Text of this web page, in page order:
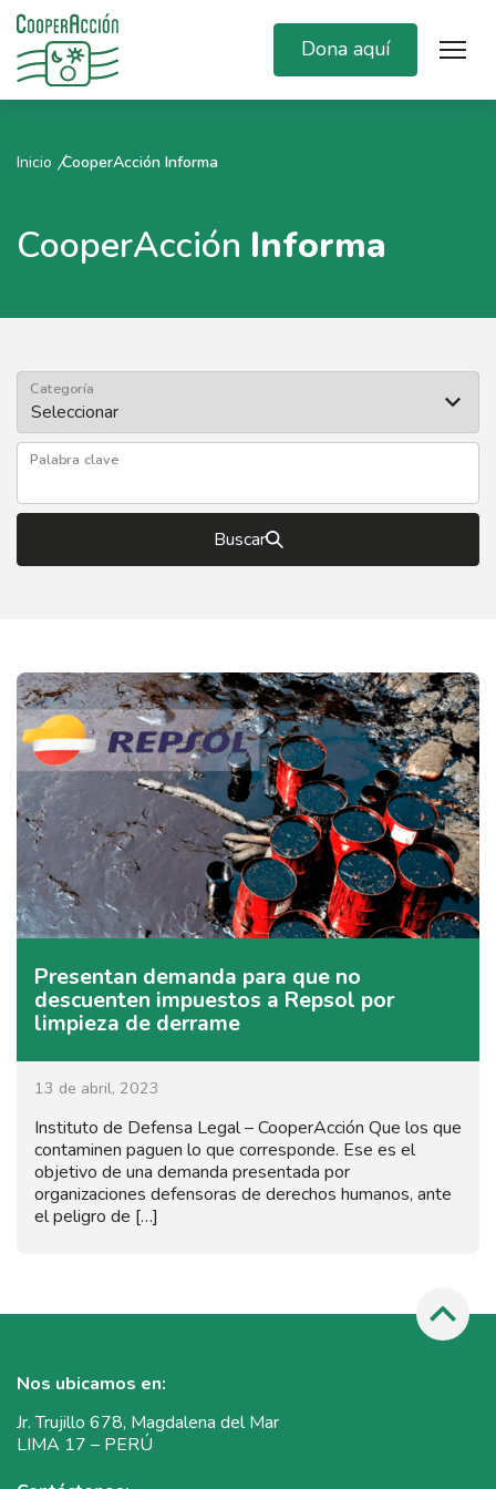
Dona aquí
Inicio CooperAcción Informa
CooperAcción Informa
Categoría
Palabra clave
Buscar
Presentan demanda para que no
descuenten impuestos a Repsol por
limpieza de derrame
13 de abril, 2023
Instituto de Defensa Legal – CooperAcción Que los que
contaminen paguen lo que corresponde. Ese es el
objetivo de una demanda presentada por
organizaciones defensoras de derechos humanos, ante
el peligro de […]
Nos ubicamos en:
Jr. Trujillo 678, Magdalena del Mar
LIMA 17 – PERÚ